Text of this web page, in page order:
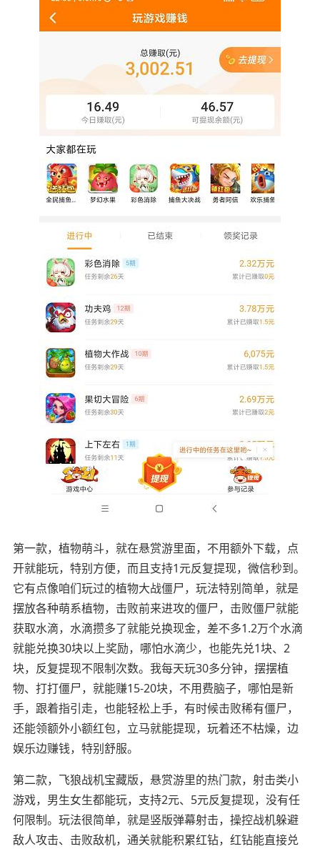
第一款，植物萌斗，就在悬赏游里面，不用额外下载，点
开就能玩，特别方便，而且支持1元反复提现，微信秒到。
它有点像咱们玩过的植物大战僵尸，玩法特别简单，就是
摆放各种萌系植物，击败前来进攻的僵尸，击败僵尸就能
获取水滴，水滴攒多了就能兑换现金，差不多1.2万个水滴
就能兑换30块以上奖励，哪怕水滴少，也能先兑1块、2
块，反复提现不限制次数。我每天玩30多分钟，摆摆植
物、打打僵尸，就能赚15-20块，不用费脑子，哪怕是新
手，跟着指引走，也能轻松上手，有时候击败稀有僵尸，
还能领额外小额红包，立马就能提现，玩着还不枯燥，边
娱乐边赚钱，特别舒服。
第二款，飞狼战机宝藏版，悬赏游里的热门款，射击类小
游戏，男生女生都能玩，支持2元、5元反复提现，没有任
何限制。玩法很简单，就是竖版弹幕射击，操控战机躲避
敌人攻击、击败敌机，通关就能积累红钻，红钻能直接兑